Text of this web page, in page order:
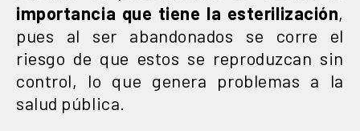
importancia que tiene la esterilización,
pues al ser abandonados se corre el
riesgo de que estos se reproduzcan sin
control, lo que genera problemas a la
salud pública.